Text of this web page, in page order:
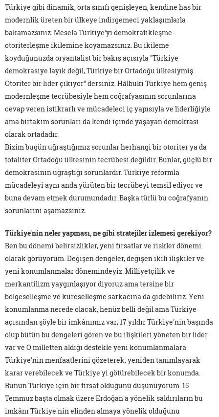
Türkiye gibi dinamik, orta sınıfı genişleyen, kendine has bir
modernlik üreten bir ülkeye indirgemeci yaklaşımlarla
bakamazsınız. Mesela Türkiye'yi demokratikleşme-
otoriterleşme ikilemine koyamazsınız. Bu ikileme
koyduğunuzda oryantalist bir bakış açısıyla "Türkiye
demokrasiye layık değil, Türkiye bir Ortadoğu ülkesiymiş.
Otoriter bir lider çıkıyor" dersiniz. Hâlbuki Türkiye hem geniş
modernleşme tecrübesiyle hem coğrafyasının sorunlarına
cevap veren istikrarlı ve mücadeleci iç yapısıyla ve liderliğiyle
ama birtakım sorunları da kendi içinde yaşayan demokrasi
olarak ortadadır.
Bizim bugün uğraştığımız sorunlar herhangi bir otoriter ya da
totaliter Ortadoğu ülkesinin tecrübesi değildir. Bunlar, güçlü bir
demokrasinin uğraştığı sorunlardır. Türkiye reformla
mücadeleyi aynı anda yürüten bir tecrübeyi temsil ediyor ve
buna devam etmek durumundadır. Başka türlü bu coğrafyanın
sorunlarını aşamazsınız.
Türkiye'nin neler yapması, ne gibi stratejiler izlemesi gerekiyor?
Ben bu dönemi belirsizlikler, yeni fırsatlar ve riskler dönemi
olarak görüyorum. Değişen dengeler, değişen ikili ilişkiler ve
yeni konumlanmalar dönemindeyiz. Milliyetçilik ve
merkantilizm yaygınlaşıyor diyoruz ama tersine bir
bölgeselleşme ve küreselleşme sarkacına da gidebiliriz. Yeni
konumlanma nerede olacak, henüz belli değil ama Türkiye
açısından şöyle bir imkânımız var; 17 yıldır Türkiye'nin başında
olup bütün bu dengeleri gören ve bu ilişkileri yöneten bir lider
var ve O milletten aldığı destekle yeni konumlanmalara
Türkiye'nin menfaatlerini gözeterek, yeniden tanımlayarak
karar verebilecek ve Türkiye'yi götürebilecek bir konumda.
Bunun Türkiye için bir fırsat olduğunu düşünüyorum. 15
Temmuz başta olmak üzere Erdoğan'a yönelik saldırıların bu
imkânı Türkiye'nin elinden almaya yönelik olduğunu